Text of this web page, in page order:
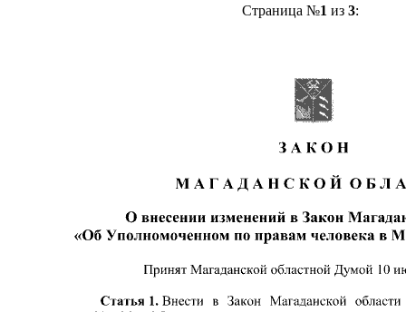
Страница №1 из 3: